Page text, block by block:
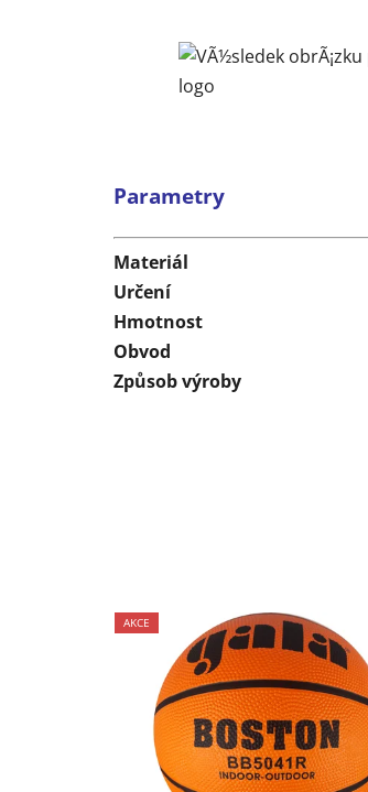
Parametry
Materiál
Určení
Hmotnost
Obvod
Způsob výroby
AKCE